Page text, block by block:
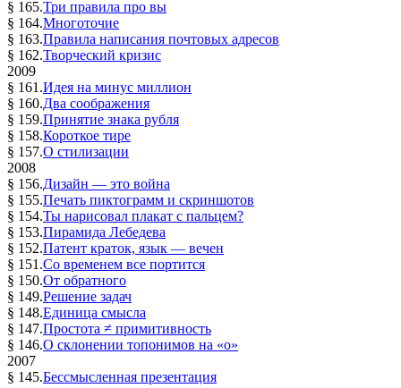
§ 165.Три правила про вы
§ 164.Многоточие
§ 163.Правила написания почтовых адресов
§ 162.Творческий кризис
2009
§ 161.Идея на минус миллион
§ 160.Два соображения
§ 159.Принятие знака рубля
§ 158.Короткое тире
§ 157.О стилизации
2008
§ 156.Дизайн — это война
§ 155.Печать пиктограмм и скриншотов
§ 154.Ты нарисовал плакат с пальцем?
§ 153.Пирамида Лебедева
§ 152.Патент краток, язык — вечен
§ 151.Со временем все портится
§ 150.От обратного
§ 149.Решение задач
§ 148.Единица смысла
§ 147.Простота ≠ примитивность
§ 146.О склонении топонимов на «о»
2007
§ 145.Бессмысленная презентация